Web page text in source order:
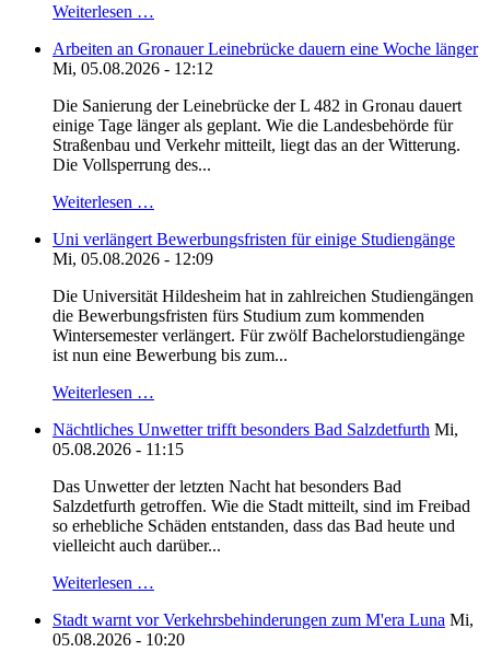
Weiterlesen …
Arbeiten an Gronauer Leinebrücke dauern eine Woche länger
Mi, 05.08.2026 - 12:12
Die Sanierung der Leinebrücke der L 482 in Gronau dauert
einige Tage länger als geplant. Wie die Landesbehörde für
Straßenbau und Verkehr mitteilt, liegt das an der Witterung.
Die Vollsperrung des...
Weiterlesen …
Uni verlängert Bewerbungsfristen für einige Studiengänge
Mi, 05.08.2026 - 12:09
Die Universität Hildesheim hat in zahlreichen Studiengängen
die Bewerbungsfristen fürs Studium zum kommenden
Wintersemester verlängert. Für zwölf Bachelorstudiengänge
ist nun eine Bewerbung bis zum...
Weiterlesen …
Nächtliches Unwetter trifft besonders Bad Salzdetfurth Mi,
05.08.2026 - 11:15
Das Unwetter der letzten Nacht hat besonders Bad
Salzdetfurth getroffen. Wie die Stadt mitteilt, sind im Freibad
so erhebliche Schäden entstanden, dass das Bad heute und
vielleicht auch darüber...
Weiterlesen …
Stadt warnt vor Verkehrsbehinderungen zum M'era Luna Mi,
05.08.2026 - 10:20